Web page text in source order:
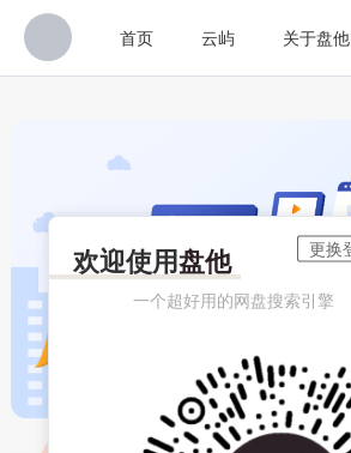
首页 云屿 关于盘他
欢迎使用盘他
一个超好用的网盘搜索引擎